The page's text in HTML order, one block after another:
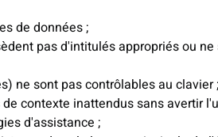
de données ;
pas d'intitulés appropriés ou
ne sont pas contrôlables au clavier ;
contexte inattendus sans avertir
d'assistance ;